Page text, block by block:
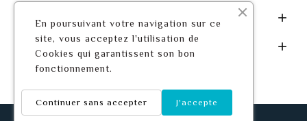

Il Tuo Account 
En poursuivant votre navigation sur ce
site, vous acceptez l'utilisation de
Cookies qui garantissent son bon
fonctionnement.
J'accepte
Continuer sans accepter